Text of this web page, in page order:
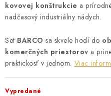
kovovej konštrukcie a
nadčasový industriálny nádych.
Set BARCO sa skvele hodí do
komerčných priestorov a
praktickosť v jednom. Viac
Vypredané